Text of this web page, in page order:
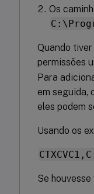
Os
Quando
permissões
Para
em seguida,
eles podem
Usando os
Se